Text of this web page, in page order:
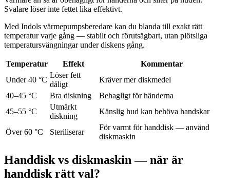
Svalare löser inte fettet lika effektivt.
Med Indols värmepumpsberedare kan du blanda till exakt rätt
temperatur varje gång — stabilt och förutsägbart, utan plötsliga
temperatursvängningar under diskens gång.
Temperatur Effekt
Kommentar
Under 40 °C
Löser fett
dåligt
Kräver mer diskmedel
40–45 °C
Bra diskning
Behagligt för händerna
45–55 °C
Utmärkt
diskning
Känslig hud kan behöva handskar
Över 60 °C Steriliserar
För varmt för handdisk — använd
diskmaskin
Handdisk vs diskmaskin — när är
handdisk rätt val?